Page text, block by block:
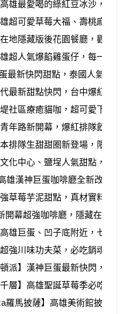
高雄最愛喝的綠紅豆冰沙，還
雄超可愛草莓大福、壽桃麻糬
在地隱藏版後花園餐廳，觀音
雄超人氣爆餡雞蛋仔，每一格
最新快閃甜點，泰國人氣造型
代最新甜點快閃，台中爆紅伴
堤社區療癒貓咖，超可愛下午
青年路新開幕，爆紅排隊飲料
本排隊生甜甜圈新登場，限量
文化中心、鹽埕人氣甜點，冬
雄漢神巨蛋咖啡廳全新改裝回
強草莓芋泥甜點，真材實料新
開幕超強咖啡廳，隱藏在大立
高雄巨蛋、凹子底附近，七款
超強川味功夫菜，必吃銷魂紅
頓派】漢神巨蛋最新快閃，草
千層】高雄聖誕草莓季必吃甜
羅馬披薩】高雄美術館披薩！